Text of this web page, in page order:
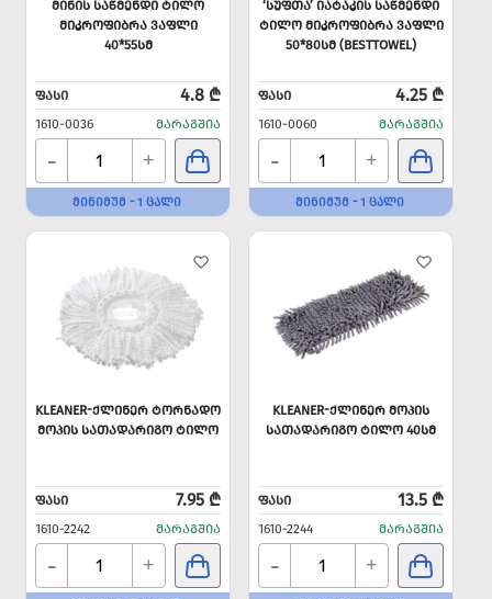
ᲛᲘᲜᲘᲡ ᲡᲐᲬᲛᲔᲜᲓᲘ ᲢᲘᲚᲝ
ᲛᲘᲙᲠᲝᲤᲘᲑᲠᲐ ᲕᲐᲤᲚᲘ
40*55ᲡᲛ
ᲤᲐᲡᲘ 4.8 ₾
1610-0036 ᲛᲐᲠᲐᲒᲨᲘᲐ
- +
ᲛᲘᲜᲘᲛᲣᲛ - 1 ᲪᲐᲚᲘ
‘ᲡᲣᲤᲗᲐ’ ᲘᲐᲢᲐᲙᲘᲡ ᲡᲐᲬᲛᲔᲜᲓᲘ
ᲢᲘᲚᲝ ᲛᲘᲙᲠᲝᲤᲘᲑᲠᲐ ᲕᲐᲤᲚᲘ
50*80ᲡᲛ (BESTTOWEL)
ᲤᲐᲡᲘ 4.25 ₾
1610-0060 ᲛᲐᲠᲐᲒᲨᲘᲐ
- +
ᲛᲘᲜᲘᲛᲣᲛ - 1 ᲪᲐᲚᲘ
KLEANER-ᲥᲚᲘᲜᲔᲠ ᲢᲝᲠᲜᲐᲓᲝ
ᲛᲝᲞᲘᲡ ᲡᲐᲗᲐᲓᲐᲠᲘᲒᲝ ᲢᲘᲚᲝ
ᲤᲐᲡᲘ 7.95 ₾
1610-2242 ᲛᲐᲠᲐᲒᲨᲘᲐ
- +
KLEANER-ᲥᲚᲘᲜᲔᲠ ᲛᲝᲞᲘᲡ
ᲡᲐᲗᲐᲓᲐᲠᲘᲒᲝ ᲢᲘᲚᲝ 40ᲡᲛ
ᲤᲐᲡᲘ 13.5 ₾
1610-2244 ᲛᲐᲠᲐᲒᲨᲘᲐ
- +